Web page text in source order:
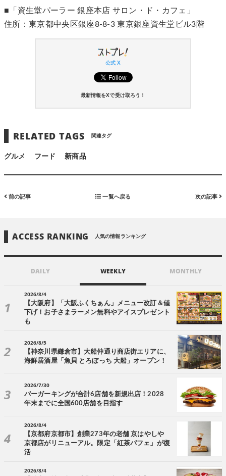
■「資生堂パーラー 銀座本店 サロン・ド・カフェ」
住所：東京都中央区銀座8-8-3 東京銀座資生堂ビル3階
公式 X
最新情報をXで受け取ろう！
RELATED TAGS 関連タグ
グルメ フード 新商品
前の記事 一覧へ戻る 次の記事
ACCESS RANKING 人気の情報ランキング
DAILY WEEKLY MONTHLY
2026/8/4
【大阪府】「大阪ふくちぁん」メニュー改訂＆値
下げ！お子さまラーメン無料やアイスプレゼント
も
2026/8/5
【神奈川県鎌倉市】大船仲通り商店街エリアに、
海鮮居酒屋「魚貝 とろぼっち 大船」オープン！
2026/7/30
バーガーキングが合計6店舗を新規出店！2028
年末までに全国600店舗を目指す
2026/8/4
【京都府京都市】創業273年の老舗 京はやしや
京都店がリニューアル。限定「紅茶パフェ」が復
活
2026/8/4